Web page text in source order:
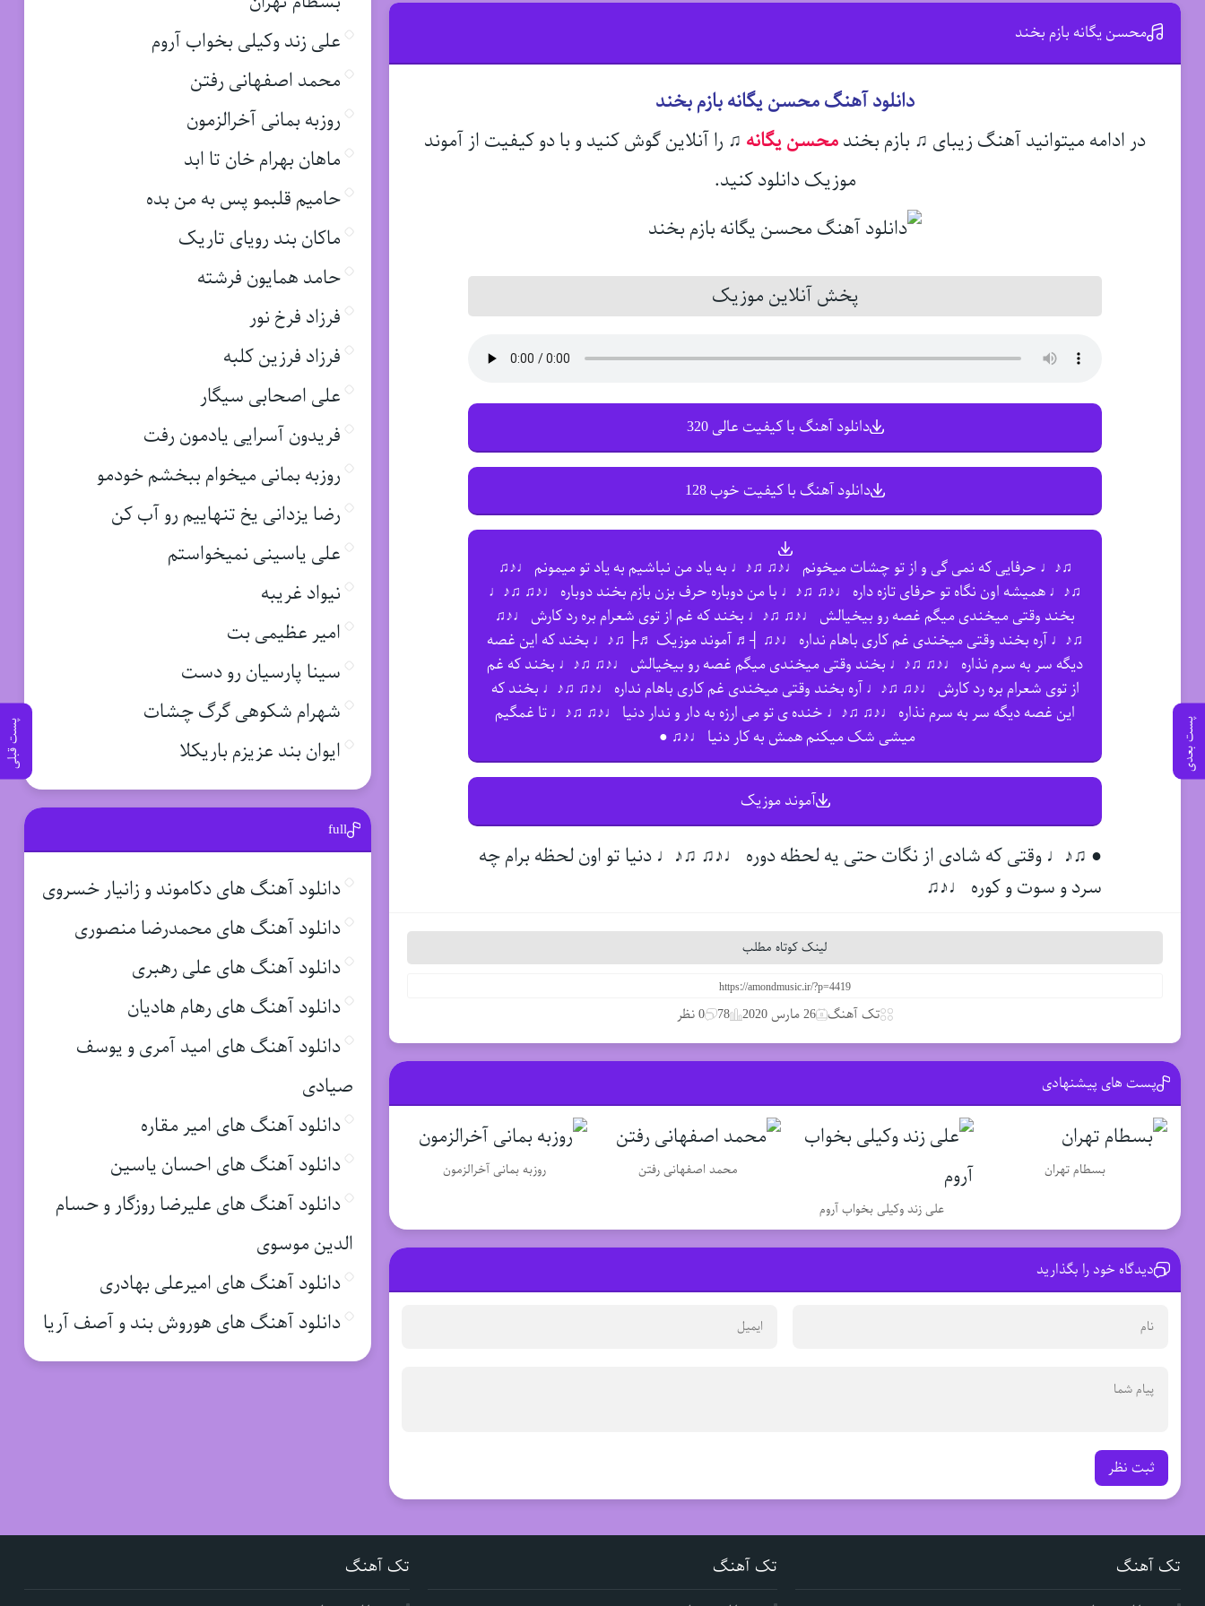
پست بعدی پست قبلی
محسن یگانه بازم بخند
دانلود آهنگ محسن یگانه بازم بخند
در ادامه میتوانید آهنگ زیبای ♫ بازم بخندمحسن یگانه ♫ را آنلاین گوش کنید و با دو کیفیت از آموند
موزیک دانلود کنید.
پخش آنلاین موزیک
دانلود آهنگ با کیفیت عالی 320
دانلود آهنگ با کیفیت خوب 128
♫♪♩ حرفایی که نمی گی و از تو چشات میخونم ♩♪♫ ♫♪♩ به یاد من نباشیم به یاد تو میمونم ♩♪♫
♫♪♩ همیشه اون نگاه تو حرفای تازه داره ♩♪♫ ♫♪♩ با من دوباره حرف بزن بازم بخند دوباره ♩♪♫ ♫♪♩
بخند وقتی میخندی میگم غصه رو بیخیالش ♩♪♫ ♫♪♩ بخند که غم از توی شعرام بره رد کارش ♩♪♫
♫♪♩ آره بخند وقتی میخندی غم کاری باهام نداره ♩♪♫ ┤♬ آموند موزیک ♬├ ♫♪♩ بخند که این غصه
دیگه سر به سرم نذاره ♩♪♫ ♫♪♩ بخند وقتی میخندی میگم غصه رو بیخیالش ♩♪♫ ♫♪♩ بخند که غم
از توی شعرام بره رد کارش ♩♪♫ ♫♪♩ آره بخند وقتی میخندی غم کاری باهام نداره ♩♪♫ ♫♪♩ بخند که
این غصه دیگه سر به سرم نذاره ♩♪♫ ♫♪♩ خنده ی تو می ارزه به دار و ندار دنیا ♩♪♫ ♫♪♩ تا غمگیم
میشی شک میکنم همش به کار دنیا ♩♪♫ ●
آموند موزیک
● ♫♪♩ وقتی که شادی از نگات حتی یه لحظه دوره ♩♪♫ ♫♪♩ دنیا تو اون لحظه برام چه
سرد و سوت و کوره ♩♪♫
لینک کوتاه مطلب
تک آهنگ 26 مارس 2020 78 0 نظر
پست های پیشنهادی
بسطام تهران
علی زند وکیلی بخواب آروم
محمد اصفهانی رفتن روزبه بمانی آخرالزمون
دیدگاه خود را بگذارید
ثبت نظر
علی زند وکیلی بخواب آروم
محمد اصفهانی رفتن
روزبه بمانی آخرالزمون
ماهان بهرام خان تا ابد
حامیم قلبمو پس به من بده
ماکان بند رویای تاریک
حامد همایون فرشته
فرزاد فرخ نور
فرزاد فرزین کلبه
علی اصحابی سیگار
فریدون آسرایی یادمون رفت
روزبه بمانی میخوام ببخشم خودمو
رضا یزدانی یخ تنهاییم رو آب کن
علی یاسینی نمیخواستم
نیواد غریبه
امیر عظیمی بت
سینا پارسیان رو دست
شهرام شکوهی گرگ چشات
ایوان بند عزیزم باریکلا
full
دانلود آهنگ های دکاموند و زانیار خسروی
دانلود آهنگ های محمدرضا منصوری
دانلود آهنگ های علی رهبری
دانلود آهنگ های رهام هادیان
دانلود آهنگ های امید آمری و یوسف
صیادی
دانلود آهنگ های امیر مقاره
دانلود آهنگ های احسان یاسین
دانلود آهنگ های علیرضا روزگار و حسام
الدین موسوی
دانلود آهنگ های امیرعلی بهادری
دانلود آهنگ های هوروش بند و آصف آریا
تک آهنگ تک آهنگ تک آهنگ